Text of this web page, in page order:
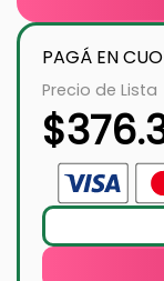
PAGÁ EN
Precio de Lista
$